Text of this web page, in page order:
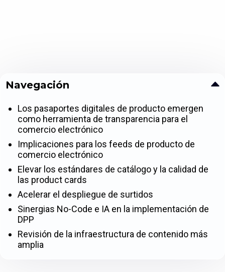
Navegación
Los pasaportes digitales de producto emergen
como herramienta de transparencia para el
comercio electrónico
Implicaciones para los feeds de producto de
comercio electrónico
Elevar los estándares de catálogo y la calidad de
las product cards
Acelerar el despliegue de surtidos
Sinergias No-Code e IA en la implementación de
DPP
Revisión de la infraestructura de contenido más
amplia